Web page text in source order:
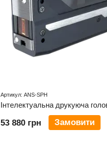
Артикул: ANS-SPH
Інтелектуальна друкуюча
53 880 грн Замовити